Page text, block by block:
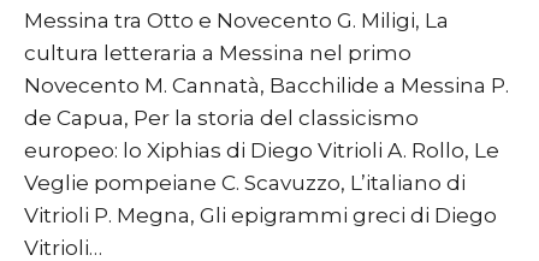
Messina tra Otto e Novecento G. Miligi, La
cultura letteraria a Messina nel primo
Novecento M. Cannatà, Bacchilide a Messina P.
de Capua, Per la storia del classicismo
europeo: lo Xiphias di Diego Vitrioli A. Rollo, Le
Veglie pompeiane C. Scavuzzo, L’italiano di
Vitrioli P. Megna, Gli epigrammi greci di Diego
Vitrioli…